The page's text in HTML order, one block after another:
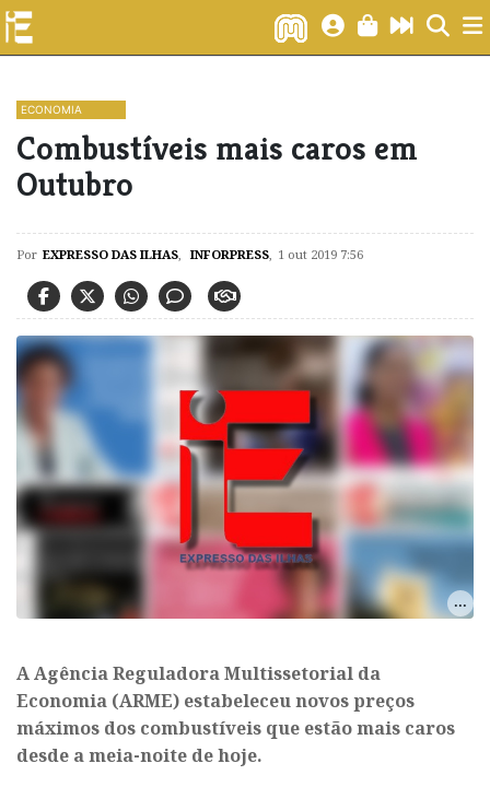
ECONOMIA
Combustíveis mais caros em
Outubro
Por EXPRESSO DAS ILHAS, INFORPRESS, 1 out 2019 7:56
​A Agência Reguladora Multissetorial da
Economia (ARME) estabeleceu novos preços
máximos dos combustíveis que estão mais caros
desde a meia-noite de hoje.